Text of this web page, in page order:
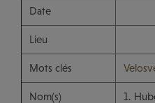
Date
Lieu
Mots clés
Nom(s) 1.